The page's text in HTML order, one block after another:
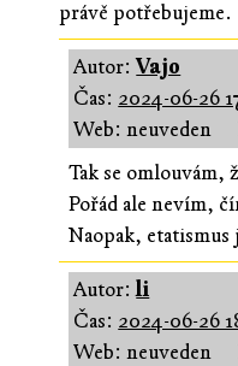
právě potřebujeme.
Autor:Vajo
Čas: 2024-06-26
Web: neuveden
Tak se omlouvám,
Pořád ale nevím,
Naopak,
Autor:li
Čas: 2024-06-26
Web: neuveden